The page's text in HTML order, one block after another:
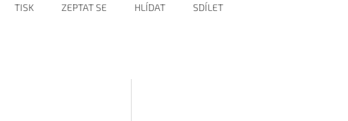
TISK ZEPTAT SE HLÍDAT SDÍLET